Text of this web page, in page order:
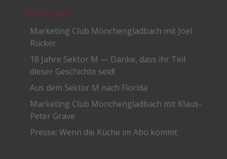
Meldungen
Marketing Club Mönchengladbach mit Joel
Rücker
18 Jahre Sektor M — Danke, dass ihr Teil
dieser Geschichte seid!
Aus dem Sektor M nach Florida
Marketing Club Mönchengladbach mit Klaus-
Peter Grave
Presse: Wenn die Küche im Abo kommt